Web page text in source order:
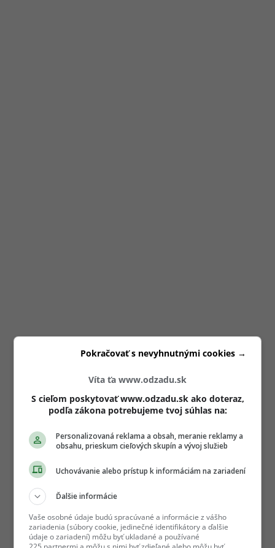
Víta ťa www.odzadu.sk
S cieľom poskytovať www.odzadu.sk ako doteraz,
podľa zákona potrebujeme tvoj súhlas na:
Personalizovaná reklama a obsah, meranie reklamy a
obsahu, prieskum cieľových skupín a vývoj služieb
Uchovávanie alebo prístup k informáciám na zariadení
Ďalšie informácie
Vaše osobné údaje budú spracúvané a informácie z vášho
zariadenia (súbory cookie, jedinečné identifikátory a ďalšie
údaje o zariadení) môžu byť ukladané a používané
Pokračovať s nevyhnutnými cookies →